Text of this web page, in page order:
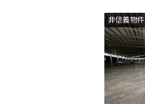
非信義物件